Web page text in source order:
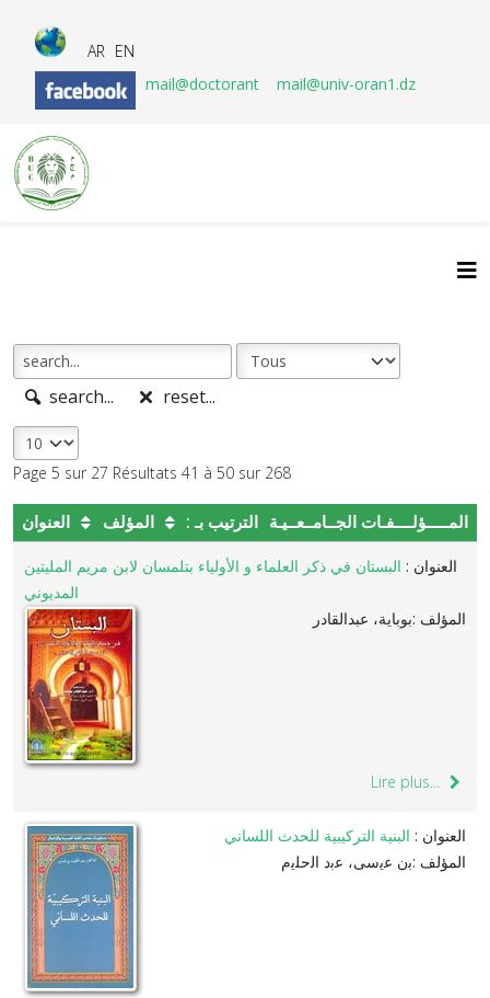
AR EN
mail@doctorant
mail@univ-oran1.dz
search... reset...
Page 5 sur 27 Résultats 41 à 50 sur 268
المـــــؤلــــفـات الجــامــعــيـة الترتيب بـ : المؤلف العنوان
العنوان : البستان في ذكر العلماء و الأولياء بتلمسان لابن مريم المليتين
المديوني
المؤلف :بوباية، عبدالقادر
Lire plus...
العنوان : البنية التركيبية للحدث اللساني
المؤلف :ﺑﻥ ﻋﻳﺳﻰ، ﻋﺑﺩ ﺍﻟﺣﻠﻳﻡ